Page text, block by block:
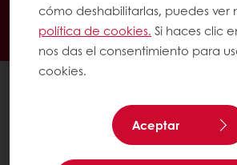
cómo deshabilitarlas, puedes ver
política de cookies. Si haces clic
nos das el consentimiento para
cookies.
Aceptar
Gestiona tus facturas
Guarda tus recetas favoritas
Consumer Insights